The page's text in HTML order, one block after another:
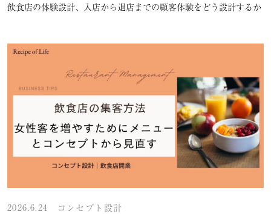
飲食店の体験設計、入店から退店までの顧客体験をどう設計するか
2026.6.24 コンセプト設計